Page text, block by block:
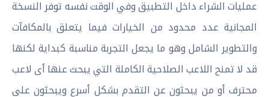
عمليات الشراء داخل التطبيق وفي الوقت نفسه توفر النسخة
المجانية عدد محدود من الخيارات فيما يتعلق بالمكافآت
والتطوير الشامل وهو ما يجعل التجربة مناسبة كبداية لكنها
قد لا تمنح اللاعب الصلاحية الكاملة التي يبحث عنها أى لاعب
محترف أو من يبحثون عن التقدم بشكل أسرع ويبحثون على